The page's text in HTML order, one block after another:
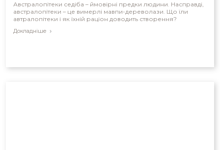
Австралопітеки седіба – ймовірні предки людини. Насправді,
австралопітеки – це вимерлі мавпи-дереволази. Що їли
автралопітеки і як їхній раціон доводить створення?
Докладніше